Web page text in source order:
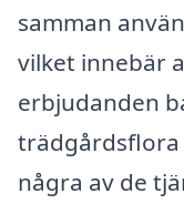
samman
vilket innebär
erbjudanden
trädgårdsflora
några av de